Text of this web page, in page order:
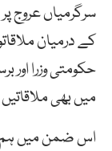
سرگرمیاں عروج
کے درمیان
حکومتی وزرا اور
میں بھی
اس ضمن میں ہم